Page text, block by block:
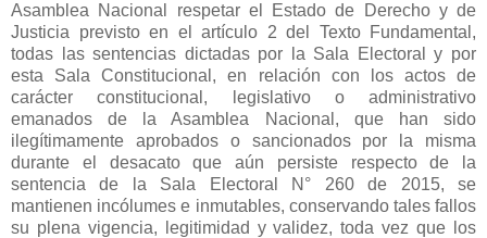
Asamblea Nacional respetar el Estado de Derecho y de
Justicia previsto en el artículo 2 del Texto Fundamental,
todas las sentencias dictadas por la Sala Electoral y por
esta Sala Constitucional, en relación con los actos de
carácter constitucional, legislativo o administrativo
emanados de la Asamblea Nacional, que han sido
ilegítimamente aprobados o sancionados por la misma
durante el desacato que aún persiste respecto de la
sentencia de la Sala Electoral N° 260 de 2015, se
mantienen incólumes e inmutables, conservando tales fallos
su plena vigencia, legitimidad y validez, toda vez que los